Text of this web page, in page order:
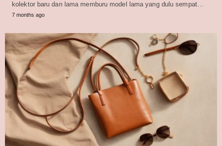
kolektor baru dan lama memburu model lama yang dulu sempat…
7 months ago